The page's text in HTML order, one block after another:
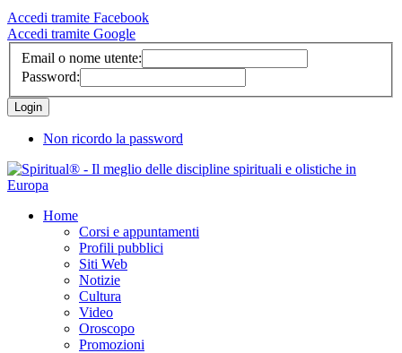
Accedi tramite Facebook
Accedi tramite Google
Email o nome utente:
Password:
Non ricordo la password
Home
Corsi e appuntamenti
Profili pubblici
Siti Web
Notizie
Cultura
Video
Oroscopo
Promozioni